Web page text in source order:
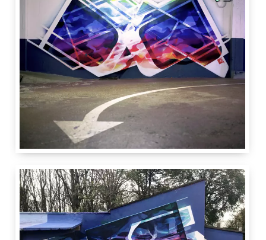
2 m
5 m
Paris France
Vitry Art 2 Rue